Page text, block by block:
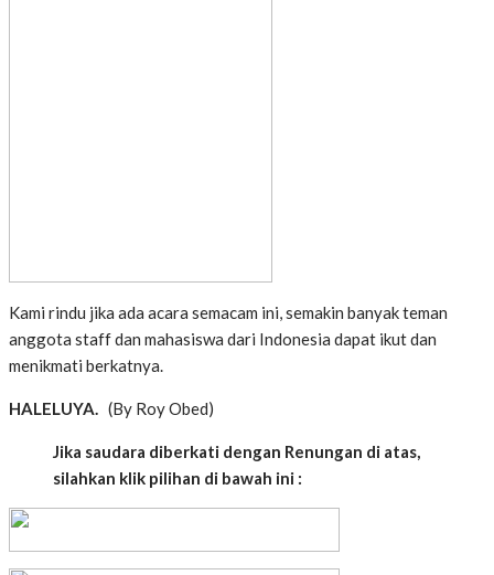
Kami rindu jika ada acara semacam ini, semakin banyak teman
anggota staff dan mahasiswa dari Indonesia dapat ikut dan
menikmati berkatnya.
HALELUYA. (By Roy Obed)
Jika saudara diberkati dengan Renungan di atas,
silahkan klik pilihan di bawah ini :